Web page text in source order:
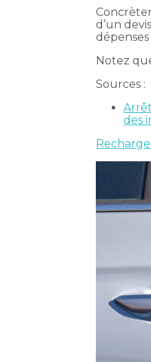
d’un
Notez
Sources :
des